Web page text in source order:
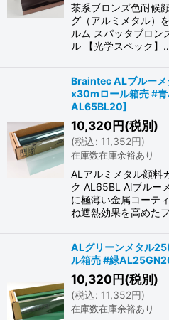
茶系ブロンズ色耐候
グ（アルミメタル）
ルム スパッタブロ
ル 【光学スペック】
Braintec ALブルー
x30mロール箱売 #
AL65BL20]
10,320円(税別)
(税込: 11,352円)
在庫数在庫余裕あり
ALアルミメタル顔料
ク AL65BL Alブルー
に極薄い金属コーテ
ね遮熱効果を高めた
ALグリーンメタル
ル箱売 #緑
10,320円(税別)
(税込: 11,352円)
在庫数在庫余裕あり